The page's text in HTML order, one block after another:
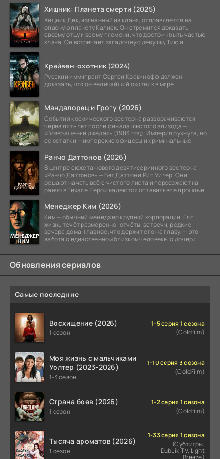
Хищник: Планета смерти (2025)
Хищник Дек, изгнанный из клана, отправляется на
опасную планету Калиск. Он стремится доказать
своему отцу и всему племени, что достоин быть частью
клана. Он встречает загадочную девушку Тию и
Крейвен-охотник (2024)
Русский иммигрант Сергей Кравинофф должен
доказать, что он величайший охотник в мире.
Мандалорец и Грогу (2026)
События космического вестерна разворачиваются
через пять лет после финала шестого эпизода —
«Возвращение джедая» (1983 год). Империя рухнула, но
её остатки — имперские офицеры и криминальные
Ранчо Даттонов (2026)
В центре сюжета нового девятисерийного вестерна
«Ранчо Даттонов» — Бет Даттон и Рип Уилер. Они
решают начать всё с чистого листа и переезжают на
ранчо в Техасе. Герои надеются оставить все прошлые
Менеджер Ким (2026)
Ким — обычный менеджер крупной корпорации. Его
жизнь течёт размеренно: отчёты, встречи, редкие
вечера дома. Главное, что держит его на плаву, — это
забота о единственном близком человеке, о дочери.
Обновления сериалов
Самые последние
Восхищение (2026)
1 сезон
1-5 серия 1 сезона
(Coldfilm)
Моя жизнь с мальчиками
Уолтер (2023-2026)
1-3 сезон
1-10 серия 3 сезона
(ColdFilm)
Страна боев (2026)
1 сезон
1-2 серия 1 сезона
(Coldfilm)
Тысяча ароматов (2026)
1 сезон
1-33 серия 1 сезона
(Субтитры,
DubLik.TV, Light
Breeze)